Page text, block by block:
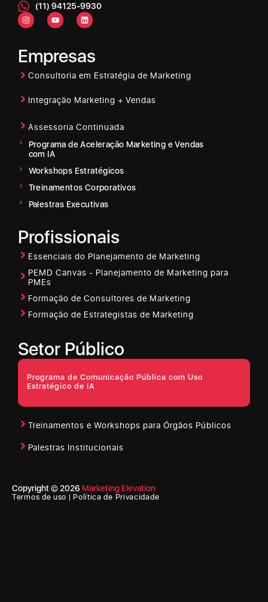
(11) 94125-9930
Empresas
Consultoria em Estratégia de Marketing
Integração Marketing + Vendas
Assessoria Continuada
Programa de Aceleração Marketing e Vendas
com IA
Workshops Estratégicos
Treinamentos Corporativos
Palestras Executivas
Profissionais
Essenciais do Planejamento de Marketing
PEMD Canvas - Planejamento de Marketing para
PMEs
Formação de Consultores de Marketing
Formação de Estrategistas de Marketing
Setor Público
Programa de Comunicação Pública com Uso
Estratégico de IA
Treinamentos e Workshops para Órgãos Públicos
Palestras Institucionais
Copyright © 2026 Marketing Elevation
Termos de uso | Política de Privacidade